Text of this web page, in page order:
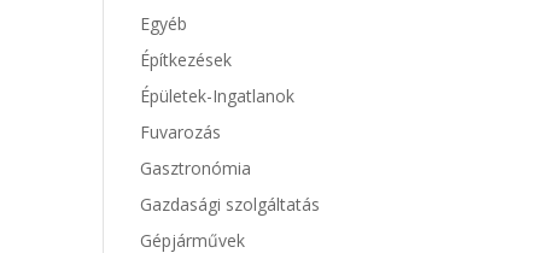
Egyéb
Építkezések
Épületek-Ingatlanok
Fuvarozás
Gasztronómia
Gazdasági szolgáltatás
Gépjárművek